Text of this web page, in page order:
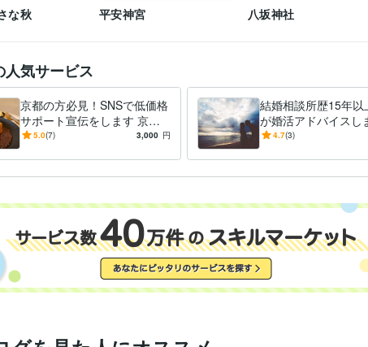
な秋 平安神宮 八坂神社
人気サービス
京都の方必見！SNSで低価格
サポート宣伝をします 京都
に特化したお店や商品の魅力
5.0(7) 3,000 円
結婚相談所歴15年以
が婚活アドバイスし
活前の相談必見！婚
4.7(3)